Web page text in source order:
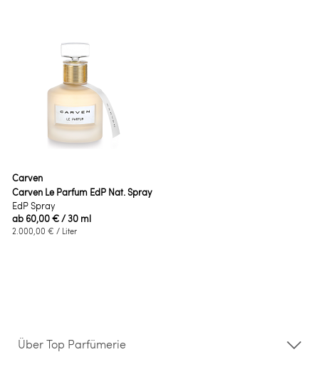
Carven
Carven Le Parfum EdP Nat. Spray
EdP Spray
ab 60,00 €/ 30 ml
2.000,00 € / Liter
Über Top Parfümerie